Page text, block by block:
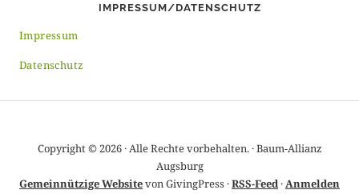
IMPRESSUM/DATENSCHUTZ
Impressum
Datenschutz
Copyright © 2026 · Alle Rechte vorbehalten. · Baum-Allianz
Augsburg
Gemeinnützige Websitevon GivingPress ·RSS-Feed· Anmelden